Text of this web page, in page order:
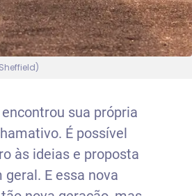
encontrou sua própria
É possível
às ideias e proposta
E essa nova